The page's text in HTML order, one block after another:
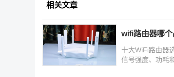
相关文章
wifi路由器哪
十大WiFi路由器
信号强度、功耗